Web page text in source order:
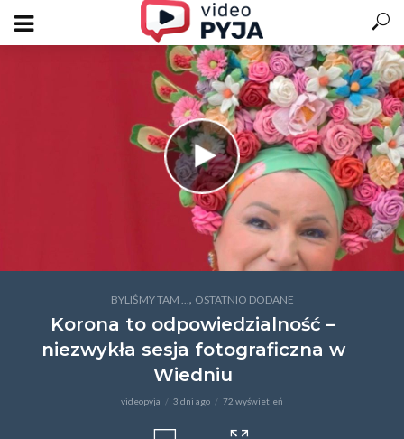
BYLIŚMY TAM ..., OSTATNIO DODANE
Korona to odpowiedzialność –
niezwykła sesja fotograficzna w
Wiedniu
videopyja 3 dni ago 72 wyświetleń